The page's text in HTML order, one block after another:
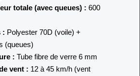
totale (avec queues) : 600
: Polyester 70D (voile) +
(queues)
: Tube fibre de verre 6 mm
vent : 12 à 45 km/h (vent